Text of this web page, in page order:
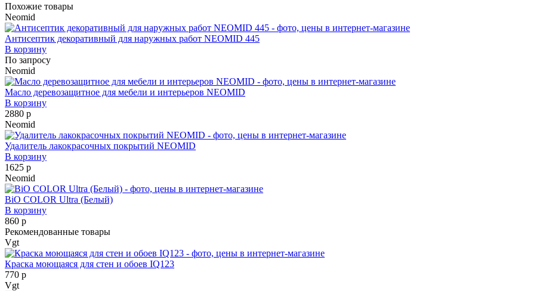
Похожие товары
Neomid
Антисептик декоративный для наружных работ NEOMID 445
В корзину
По запросу
Neomid
Масло деревозащитное для мебели и интерьеров NEOMID
В корзину
2880 р
Neomid
Удалитель лакокрасочных покрытий NEOMID
В корзину
1625 р
Neomid
BiO COLOR Ultra (Белый)
В корзину
860 р
Рекомендованные товары
Vgt
Краска моющаяся для стен и обоев IQ123
770 р
Vgt